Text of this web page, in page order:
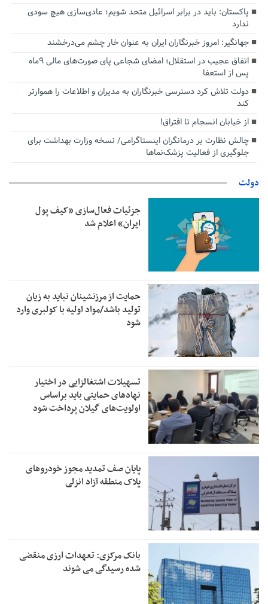
پاکستان: باید در برابر اسرائیل متحد شویم؛ عادی‌سازی هیچ سودی
ندارد
جهانگیر: امروز خبرنگاران ایران به عنوان خار چشم می‌درخشند
اتفاق عجیب در استقلال؛ امضای شجاعی پای صورت‌های مالی ٩ماه
پس از استعفا
دولت تلاش کرد دسترسی خبرنگاران به مدیران و اطلاعات را هموارتر
کند
از خیابان انسجام تا افتراق!
چالش نظارت بر درمانگران اینستاگرامی/ نسخه وزارت بهداشت برای
جلوگیری از فعالیت پزشک‌نماها
دولت
جزئیات فعال‌سازی «کیف پول
ایران» اعلام شد
حمایت از مرزنشینان نباید به زیان
تولید باشد/مواد اولیه با کولبری وارد
شود
تسهیلات اشتغالزایی در اختیار
نهادهای حمایتی باید براساس
اولویت‌های گیلان پرداخت شود
پایان صف تمدید مجوز خودروهای
پلاک منطقه آزاد انزلی
بانک مرکزی: تعهدات ارزی منقضی
شده رسیدگی می شوند